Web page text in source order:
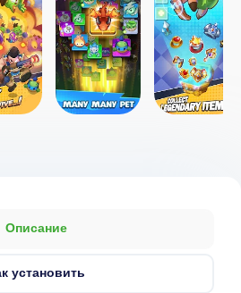
Описание
установить